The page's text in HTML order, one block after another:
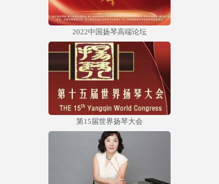
2022中国扬琴高端论坛
第15届世界扬琴大会